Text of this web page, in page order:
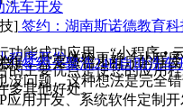
功能成功应用，“小程序 •
的主要优点是使您的应用
多其他好处。
程序开发体验更好、小程
只要微信小程序的开发
没问题，这种想法是完全
应用开发、系统软件定制
洗车开发
] 签约：湖南斯诺德教育科
]签约：聚洗24H自助洗车